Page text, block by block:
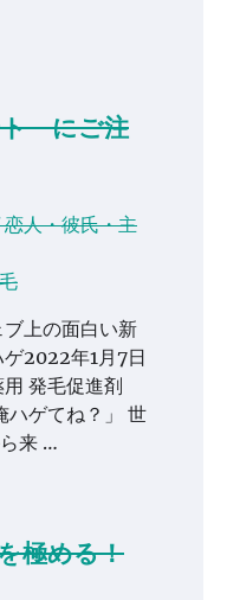
ト にご注
恋人・彼氏・主
上の面白い新
2022年1月7日
発毛促進剤
ハゲてね？」 世
来 …
極める！